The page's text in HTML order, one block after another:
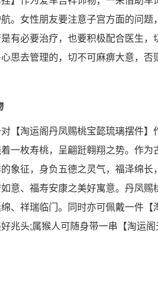
。女性朋友要注意子宫方面的问
有必要治疗，也要积极配合医生
思去管理的，切不可麻痹大意，否
淘运阁丹凤赐桃宝懿琉璃摆件】
一枚寿桃，呈翩跹翱翔之势。作
象征，身负五德之灵气，福泽绵
意、福寿安康之美好寓意。丹凤
、祥瑞临门。同时亦可佩戴一件
兆头;属猴人可随身带一串【淘运